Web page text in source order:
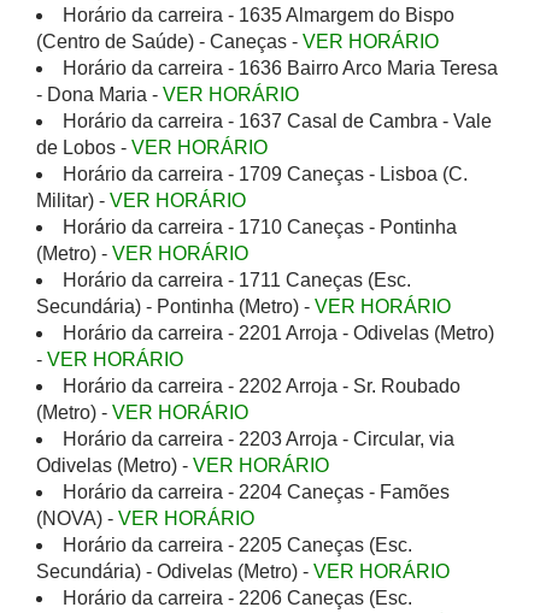
Horário da carreira - 1635 Almargem do Bispo
(Centro de Saúde) - Caneças - VER HORÁRIO
Horário da carreira - 1636 Bairro Arco Maria Teresa
- Dona Maria - VER HORÁRIO
Horário da carreira - 1637 Casal de Cambra - Vale
de Lobos - VER HORÁRIO
Horário da carreira - 1709 Caneças - Lisboa (C.
Militar) - VER HORÁRIO
Horário da carreira - 1710 Caneças - Pontinha
(Metro) - VER HORÁRIO
Horário da carreira - 1711 Caneças (Esc.
Secundária) - Pontinha (Metro) - VER HORÁRIO
Horário da carreira - 2201 Arroja - Odivelas (Metro)
- VER HORÁRIO
Horário da carreira - 2202 Arroja - Sr. Roubado
(Metro) - VER HORÁRIO
Horário da carreira - 2203 Arroja - Circular, via
Odivelas (Metro) - VER HORÁRIO
Horário da carreira - 2204 Caneças - Famões
(NOVA) - VER HORÁRIO
Horário da carreira - 2205 Caneças (Esc.
Secundária) - Odivelas (Metro) - VER HORÁRIO
Horário da carreira - 2206 Caneças (Esc.